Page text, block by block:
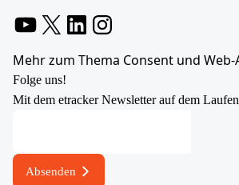
Mehr zum Thema Consent und Web-
Folge uns!
Mit dem etracker Newsletter auf dem
Absenden